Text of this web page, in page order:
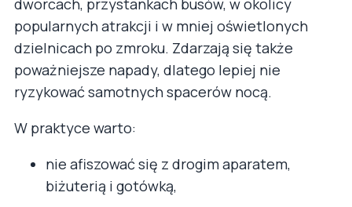
popularnych atrakcji i w mniej oświetlonych
dzielnicach po zmroku. Zdarzają się także
poważniejsze napady, dlatego lepiej nie
ryzykować samotnych spacerów nocą.
W praktyce warto:
nie afiszować się z drogim aparatem,
biżuterią i gotówką,